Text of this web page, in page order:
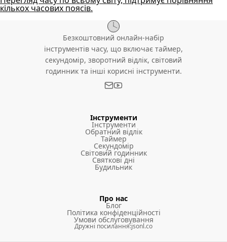
кількох часових поясів.
Безкоштовний онлайн-набір
інструментів часу, що включає таймер,
секундомір, зворотний відлік, світовий
годинник та інші корисні інструменти.
Інструменти
Інструменти
Обратний відлік
Таймер
Секундомір
Світовий годинник
Святкові дні
Будильник
Про нас
Блог
Політика конфіденційності
Умови обслуговування
Дружні посилання:jsonl.co